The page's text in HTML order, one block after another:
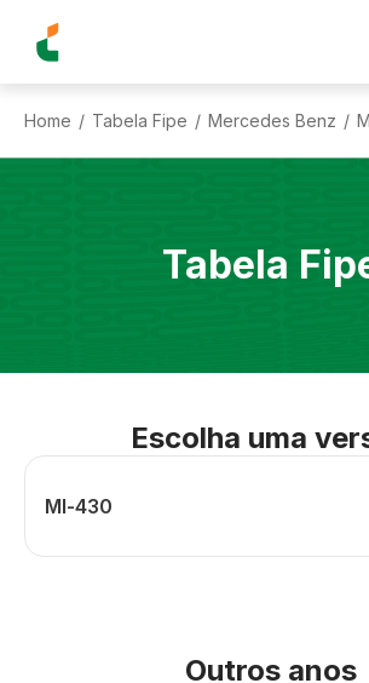
Home / Tabela Fipe / Mercedes Benz /
Tabela
Escolha uma
Ml-430
Outros anos